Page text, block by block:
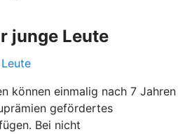
junge Leute
können einmalig nach 7 Jahren
gefördertes
Bei nicht